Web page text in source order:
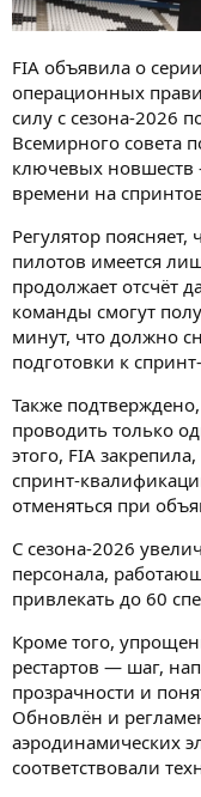
FIA объявила о
операционных
силу с сезона-2026
Всемирного совета
ключевых
времени на
Регулятор
пилотов имеется
продолжает отсчёт
команды смогут
минут, что должно
подготовки к
Также
проводить только
этого, FIA
спринт-
отменяться при
С сезона-2026
персонала,
привлекать до 60
Кроме того,
рестартов — шаг,
прозрачности и
Обновлён и
аэродинамических
соответствовали